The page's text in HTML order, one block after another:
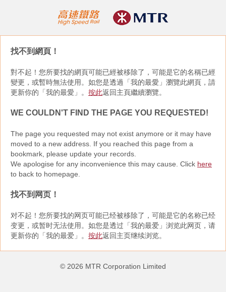
找不到網頁！
對不起！您所要找的網頁可能已經被移除了，可能是它的名稱已經
變更，或暫時無法使用。如您是透過「我的最愛」瀏覽此網頁，請
更新你的「我的最愛」。 按此返回主頁繼續瀏覽。
WE COULDN'T FIND THE PAGE YOU REQUESTED!
The page you requested may not exist anymore or it may have
moved to a new address. If you reached this page from a
bookmark, please update your records.
We apologise for any inconvenience this may cause. Click here
to back to homepage.
找不到网页！
对不起！您所要找的网页可能已经被移除了，可能是它的名称已经
变更，或暂时无法使用。如您是透过「我的最爱」浏览此网页，请
更新你的「我的最爱」。 按此返回主页继续浏览。
© 2026 MTR Corporation Limited